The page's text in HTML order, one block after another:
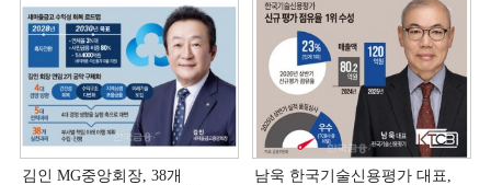
김인 MG중앙회장, 38개
남욱 한국기술신용평가 대표,